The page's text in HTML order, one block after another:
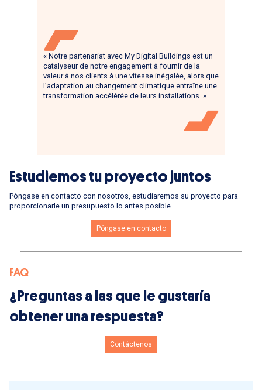
« Notre partenariat avec My Digital Buildings est un
catalyseur de notre engagement à fournir de la
valeur à nos clients à une vitesse inégalée, alors que
l’adaptation au changement climatique entraîne une
transformation accélérée de leurs installations. »
Estudiemos tu proyecto juntos
Póngase en contacto con nosotros, estudiaremos su proyecto para
proporcionarle un presupuesto lo antes posible
Póngase en contacto
FAQ
¿Preguntas a las que le gustaría
obtener una respuesta?
Contáctenos